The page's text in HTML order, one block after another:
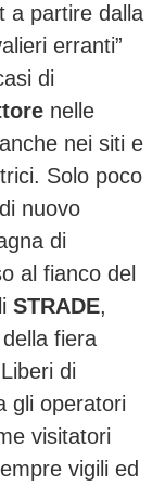
a partire dalla
erranti”
di
nelle
nei siti e
Solo poco
nuovo
di
al fianco del
STRADE,
fiera
di
gli operatori
visitatori
vigili ed